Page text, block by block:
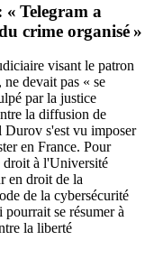
« Telegram a
crime organisé »
visant le patron
ne devait pas « se
par la justice
la diffusion de
Durov s'est vu imposer
en France. Pour
droit à l'Université
en droit de la
de la cybersécurité
se résumer à
la liberté